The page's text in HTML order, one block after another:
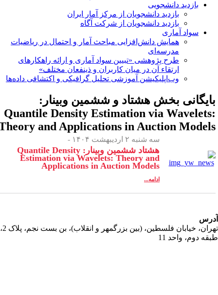
بازدید دانشجویی
بازدید دانشجویان از مرکز آمار ایران
بازدید دانشجویان از شرکت آگاه
سواد آماری
همایش دانش‌افزایی مباحث آمار و احتمال در ریاضیات
مدرسه‌ای
طرح پژوهشی «تبیین سواد آماری و ارائه راهکارهای
ارتقاء آن در میان کاربران و ذینفعان مختلف»
وب‌اپلیکیشن آموزشی تحلیل گرافیکی و اکتشافی داده‌ها
بخشهشتاد و ششمین وبینار:
Quantile Density Estimation via
Theory and Applications in Auction
سه شنبه ۲ اردیبهشت ۱۴۰۴ -
هشتاد ششمین وبینار: Quantile Density
Estimation via Wavelets: Theory and
Applications in Auction Models
ادامه...
تهران، خیابان فلسطین، (بین بزرگمهر و انقلاب)، بن بست نجم، پلاک 2،
دوم، واحد 11